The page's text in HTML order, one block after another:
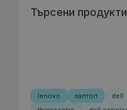
Търсени продукти
lenovo лаптоп dell